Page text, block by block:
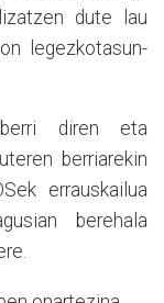
dute lau
legezkotasun-
berri diren eta
berriarekin
errauskailua
berehala